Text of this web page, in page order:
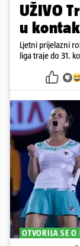
UŽIVO
u
Ljetni prijelazni
liga traje do 31.
OTVORILA SE O